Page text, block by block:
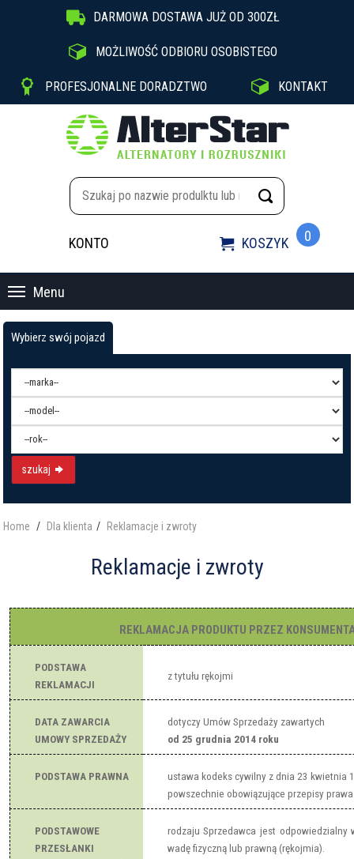
 DARMOWA DOSTAWA JUŻ OD 300ZŁ
 MOŻLIWOŚĆ ODBIORU OSOBISTEGO
 PROFESJONALNE DORADZTWO  KONTAKT
KONTO  KOSZYK 0
Menu
Wybierz swój pojazd
szukaj
Home Dla klienta Reklamacje i zwroty
Reklamacje i zwroty
REKLAMACJA PRODUKTU PRZEZ
PODSTAWA
REKLAMACJI
z tytułu rękojmi
DATA ZAWARCIA
UMOWY SPRZEDAŻY
dotyczy Umów Sprzedaży zawartych
od 25 grudnia 2014 roku
PODSTAWA PRAWNA
ustawa kodeks cywilny z dnia 23 kwietnia
powszechnie obowiązujące przepisy prawa
PODSTAWOWE
PRZESŁANKI
rodzaju Sprzedawca jest
wadę fizyczną lub prawną (rękojmia).